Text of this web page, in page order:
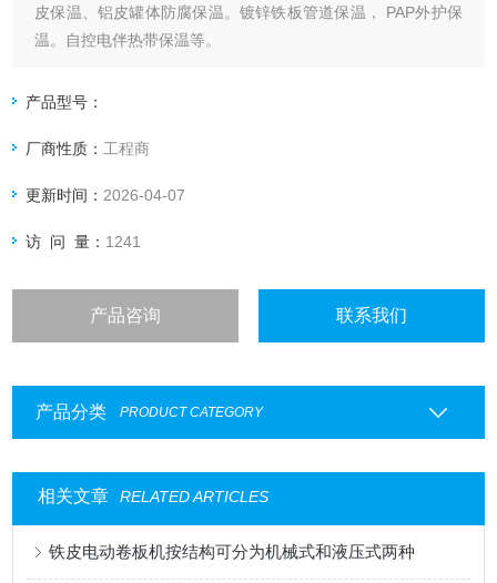
皮保温、铝皮罐体防腐保温。镀锌铁板管道保温， PAP外护保
温。自控电伴热带保温等。
产品型号：
厂商性质： 工程商
更新时间： 2026-04-07
访 问 量： 1241
产品咨询 联系我们
产品分类 PRODUCT CATEGORY
相关文章 RELATED ARTICLES
铁皮电动卷板机按结构可分为机械式和液压式两种